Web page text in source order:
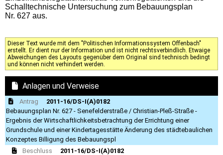
Schalltechnische Untersuchung zum Bebauungsplan
Nr. 627 aus.
Dieser Text wurde mit dem "Politischen Informationssystem Offenbach"
erstellt. Er dient nur der Information und ist nicht rechtsverbindlich. Etwaige
Abweichungen des Layouts gegenüber dem Original sind technisch bedingt
und können nicht verhindert werden.
Anlagen und Verweise
Antrag
2011-16/DS-I(A)0182
Bebauungsplan Nr. 627 - Senefelderstraße / Christian-Pleß-Straße -
Ergebnis der Wirtschaftlichkeitsbetrachtung der Errichtung einer
Grundschule und einer Kindertagesstätte Änderung des städtebaulichen
Konzeptes Billigung des Bebauungspl
Beschluss
2011-16/DS-I(A)0182